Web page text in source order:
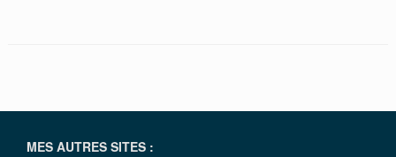
MES AUTRES SITES :